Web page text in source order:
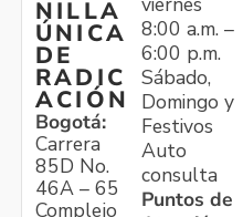
NILLA
ÚNICA
DE
RADIC
ACIÓN
Bogotá:
Carrera
85D No.
46A – 65
Complejo
8:00 a.m. –
6:00 p.m.
Sábado,
Domingo y
Festivos
Auto
consulta
Puntos de